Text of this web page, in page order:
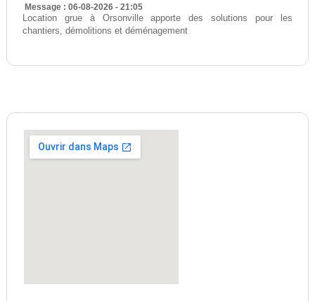
Message : 06-08-2026 - 21:05
Location grue à Orsonville apporte des solutions pour les
chantiers, démolitions et déménagement